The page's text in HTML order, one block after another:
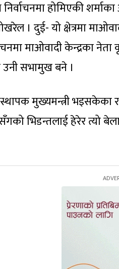
निर्वाचनमा होमिएकी
। दुई- यो क्षेत्रमा
माओवादी केन्द्रका
उनी सभामुख बने ।
मुख्यमन्त्री
भिडन्तलाई हेरेर त्यो